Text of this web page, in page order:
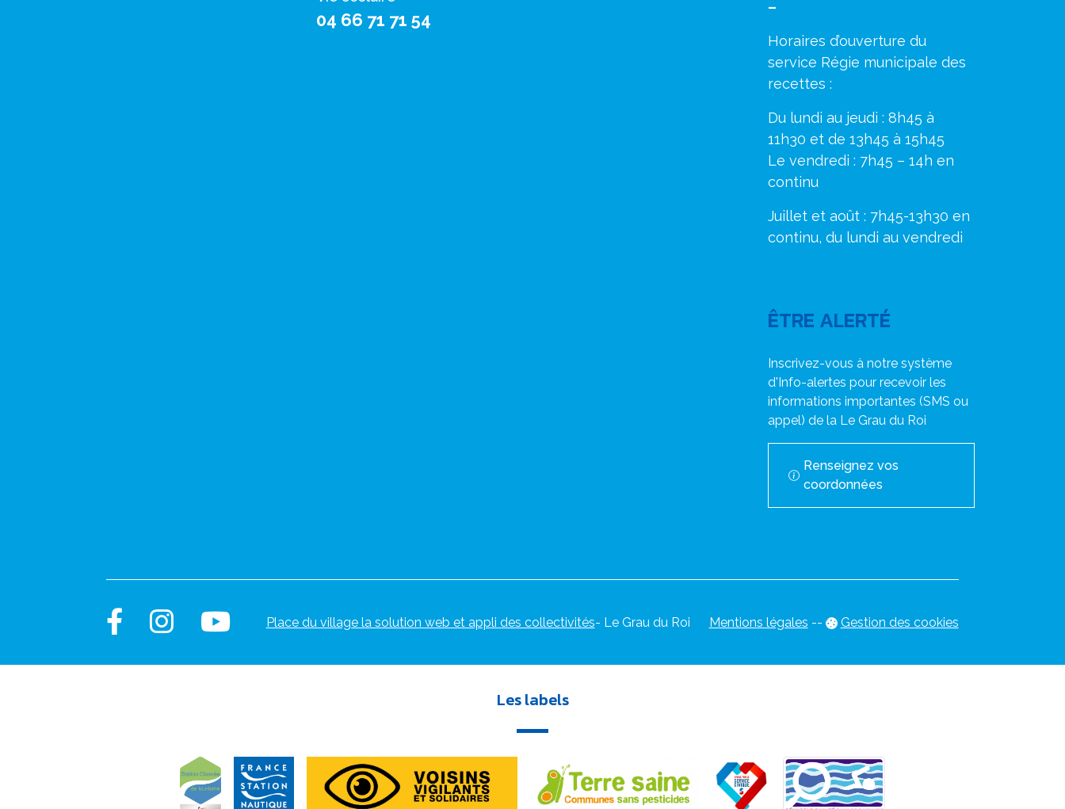
04 66 71 71 54
–
Horaires d’ouverture du
service Régie municipale des
recettes :
Du lundi au jeudi : 8h45 à
11h30 et de 13h45 à 15h45
Le vendredi : 7h45 – 14h en
continu
Juillet et août : 7h45-13h30 en
continu, du lundi au vendredi
ÊTRE ALERTÉ
Inscrivez-vous à notre système
d'Info-alertes pour recevoir les
informations importantes (SMS ou
appel) de la Le Grau du Roi
Renseignez vos
coordonnées
Place du village la solution web et appli des collectivités- Le Grau du Roi Mentions légales -- Gestion des cookies
Les labels